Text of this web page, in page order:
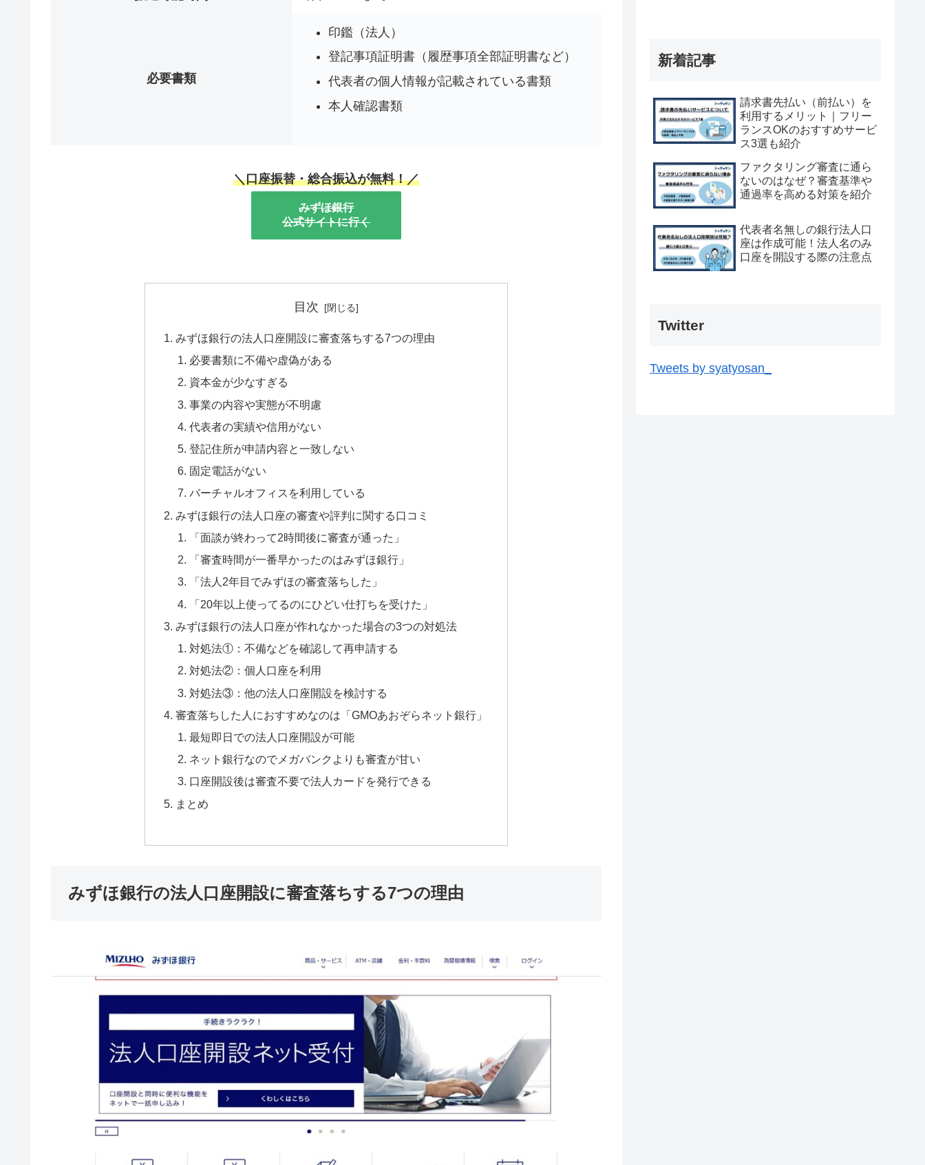
必要書類
印鑑（法人）
登記事項証明書（履歴事項全部証明書など）
代表者の個人情報が記載されている書類
本人確認書類
＼口座振替・総合振込が無料！／
みずほ銀行
公式サイトに行く
目次
みずほ銀行の法人口座開設に審査落ちする7つの理由
必要書類に不備や虚偽がある
資本金が少なすぎる
事業の内容や実態が不明慮
代表者の実績や信用がない
登記住所が申請内容と一致しない
固定電話がない
バーチャルオフィスを利用している
みずほ銀行の法人口座の審査や評判に関する口コミ
「面談が終わって2時間後に審査が通った」
「審査時間が一番早かったのはみずほ銀行」
「法人2年目でみずほの審査落ちした」
「20年以上使ってるのにひどい仕打ちを受けた」
みずほ銀行の法人口座が作れなかった場合の3つの対処法
対処法①：不備などを確認して再申請する
対処法②：個人口座を利用
対処法③：他の法人口座開設を検討する
審査落ちした人におすすめなのは「GMOあおぞらネット銀行」
最短即日での法人口座開設が可能
ネット銀行なのでメガバンクよりも審査が甘い
口座開設後は審査不要で法人カードを発行できる
まとめ
みずほ銀行の法人口座開設に審査落ちする7つの理由
新着記事
請求書先払い（前払い）を
利用するメリット｜フリー
ランスOKのおすすめサービ
ス3選も紹介
ファクタリング審査に通ら
ないのはなぜ？審査基準や
通過率を高める対策を紹介
代表者名無しの銀行法人口
座は作成可能！法人名のみ
口座を開設する際の注意点
Twitter
Tweets by syatyosan_